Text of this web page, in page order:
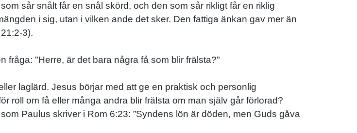
sår snålt får en snål skörd, och den som sår rikligt får en riklig
i sig, utan i vilken ande det sker. Den fattiga änkan gav mer än
3).
fråga: "Herre, är det bara några få som blir frälsta?"
laglärd. Jesus börjar med att ge en praktisk och personlig
roll om få eller många andra blir frälsta om man själv går förlorad?
Paulus skriver i Rom 6:23: ”Syndens lön är döden, men Guds gåva